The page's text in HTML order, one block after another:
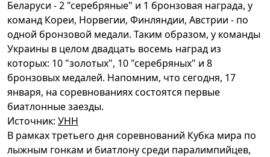
Беларуси - 2 "серебряные" и 1 бронзовая награда, у
команд Кореи, Норвегии, Финляндии, Австрии - по
одной бронзовой медали. Таким образом, у команды
Украины в целом двадцать восемь наград из
которых: 10 "золотых", 10 "серебряных" и 8
бронзовых медалей. Напомним, что сегодня, 17
января, на соревнованиях состоятся первые
биатлонные заезды.
Источник: УНН
В рамках третьего дня соревнований Кубка мира по
лыжным гонкам и биатлону среди паралимпийцев,